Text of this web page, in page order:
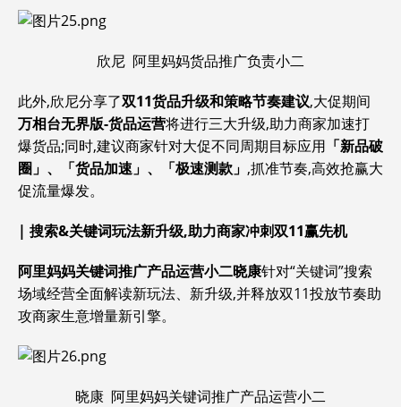
欣尼 阿里妈妈货品推广负责小二
此外,欣尼分享了双11货品升级和策略节奏建议,大促期间
万相台无界版-货品运营将进行三大升级,助力商家加速打
爆货品;同时,建议商家针对大促不同周期目标应用 「新品破
圈」 、 「货品加速」 、 「极速测款」 ,抓准节奏,高效抢赢大
促流量爆发。
| 搜索&关键词玩法新升级,助力商家冲刺双11赢先机
阿里妈妈关键词推广产品运营小二晓康针对“关键词”搜索
场域经营全面解读新玩法、新升级,并释放双11投放节奏助
攻商家生意增量新引擎。
晓康 阿里妈妈关键词推广产品运营小二